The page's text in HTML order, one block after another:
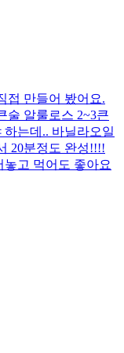
접 만들어 봤어요.
술 알룰로스 2~3큰
는데.. 바닐라오일
20분정도 완성!!!!
고 먹어도 좋아요